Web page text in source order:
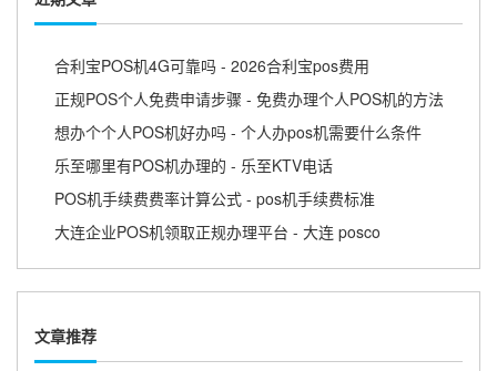
合利宝POS机4G可靠吗 - 2026合利宝pos费用
正规POS个人免费申请步骤 - 免费办理个人POS机的方法
想办个个人POS机好办吗 - 个人办pos机需要什么条件
乐至哪里有POS机办理的 - 乐至KTV电话
POS机手续费费率计算公式 - pos机手续费标准
大连企业POS机领取正规办理平台 - 大连 posco
文章推荐